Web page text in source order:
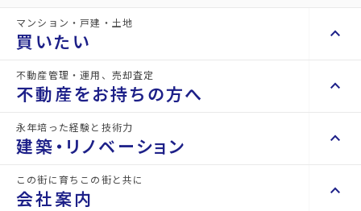
マンション・戸建・土地
買いたい keyboard_arrow_up
不動産を買いたい方へ keyboard_arrow_right
space_dashboard
エリアから探す
不動産管理・運用、売却査定
不動産をお持ちの方へ keyboard_arrow_up
不動産をお持ちの方へ keyboard_arrow_right
山一地所の賃貸管理
永年培った経験と技術力
建築・リノベーション keyboard_arrow_up
建築・リノベーション keyboard_arrow_right
この街に育ちこの街と共に
会社案内 keyboard_arrow_up
詳細情報 details
物件名 ベルシティ八木山
所在地